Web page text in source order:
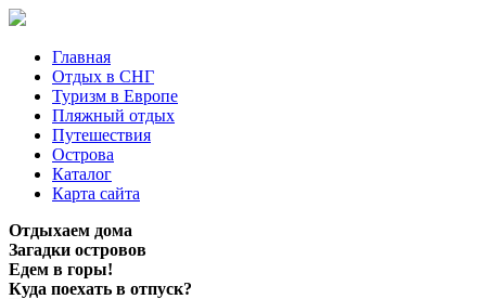
Главная
Отдых в СНГ
Туризм в Европе
Пляжный отдых
Путешествия
Острова
Каталог
Карта сайта
Отдыхаем дома
Загадки островов
Едем в горы!
Куда поехать в отпуск?